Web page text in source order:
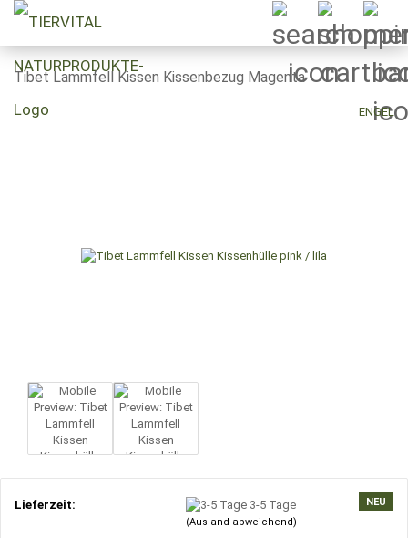
Tibet Lammfell Kissen Kissenbezug Magenta
ENGEL
NEU
Lieferzeit: 3-5 Tage
(Ausland abweichend)